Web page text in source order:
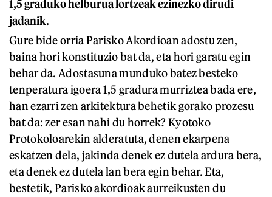
1,5 graduko helburua lortzeak ezinezko dirudi
jadanik.
Gure bide orria Parisko Akordioan adostu zen,
baina hori konstituzio bat da, eta hori garatu egin
behar da. Adostasuna munduko batez besteko
tenperatura igoera 1,5 gradura murriztea bada ere,
han ezarri zen arkitektura behetik gorako prozesu
bat da: zer esan nahi du horrek? Kyotoko
Protokoloarekin alderatuta, denen ekarpena
eskatzen dela, jakinda denek ez dutela ardura bera,
eta denek ez dutela lan bera egin behar. Eta,
bestetik, Parisko akordioak aurreikusten du